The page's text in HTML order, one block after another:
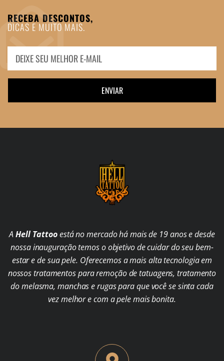
RECEBA DESCONTOS,
DICAS E MUITO MAIS.
ENVIAR
AHell Tattooestá no mercado há mais de 19 anos e desde
nossa inauguração temos o objetivo de cuidar do seu bem-
estar e de sua pele. Oferecemos a mais alta tecnologia em
nossos tratamentos para remoção de tatuagens, tratamento
do melasma, manchas e rugas para que você se sinta cada
vez melhor e com a pele mais bonita.